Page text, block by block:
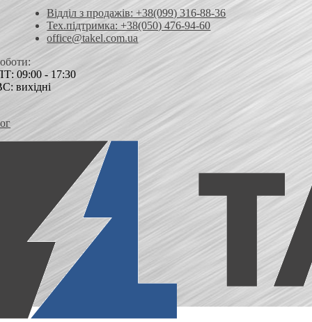
Відділ з продажів: +38(099) 316-88-36
Тех.підтримка: +38(050) 476-94-60
office@takel.com.ua
09:00 - 17:30
вихідні